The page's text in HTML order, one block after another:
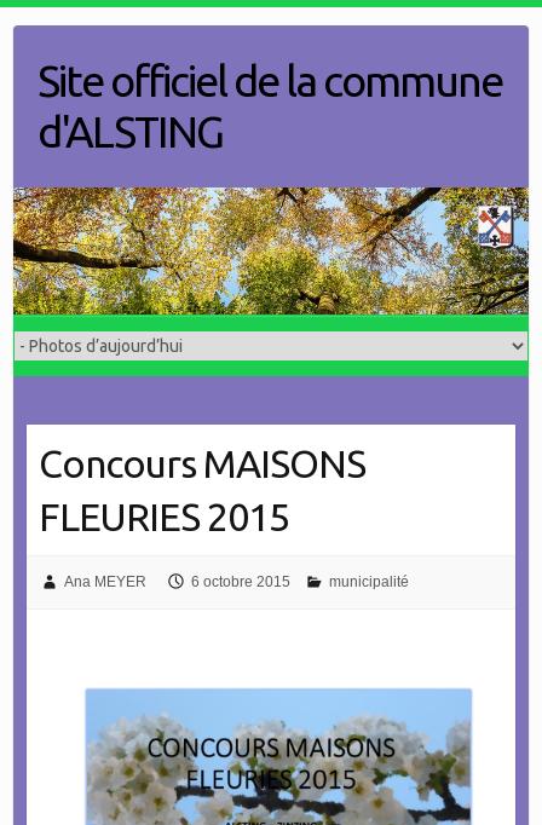
contentSite officiel de la commune
d'ALSTING
Concours MAISONS
FLEURIES 2015
Ana MEYER 6 octobre 2015 municipalité